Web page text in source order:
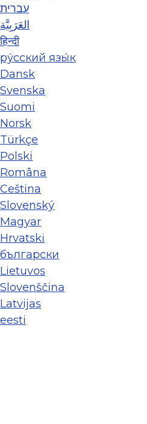
עברית
العَرَبِيَّة
हिन्दी
ру́сский язы́к
Dansk
Svenska
Suomi
Norsk
Türkçe
Polski
Româna
Ceština
Slovenský
Magyar
Hrvatski
български
Lietuvos
Slovenščina
Latvijas
eesti